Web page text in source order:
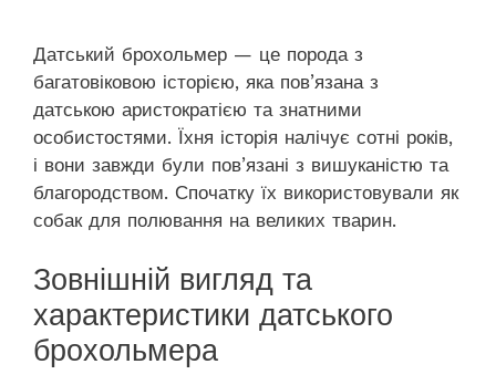
Датський брохольмер — це порода з
багатовіковою історією, яка пов’язана з
датською аристократією та знатними
особистостями. Їхня історія налічує сотні років,
і вони завжди були пов’язані з вишуканістю та
благородством. Спочатку їх використовували як
собак для полювання на великих тварин.
Зовнішній вигляд та
характеристики датського
брохольмера